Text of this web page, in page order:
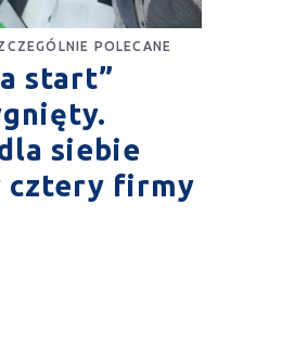
POLECANE
start”
siebie
cztery firmy